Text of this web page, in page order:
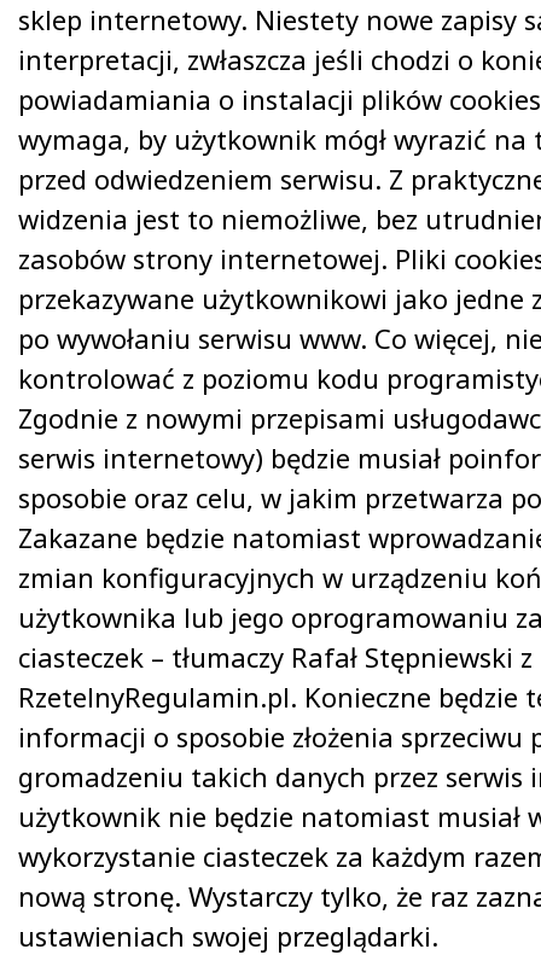
sklep internetowy. Niestety nowe zapisy
interpretacji, zwłaszcza jeśli chodzi o
powiadamiania o instalacji plików
wymaga, by użytkownik mógł wyrazić na
przed odwiedzeniem serwisu. Z
widzenia jest to niemożliwe, bez
zasobów strony internetowej. Pliki
przekazywane użytkownikowi jako jedne
po wywołaniu serwisu www. Co więcej,
kontrolować z poziomu kodu
Zgodnie z nowymi przepisami
serwis internetowy) będzie musiał
sposobie oraz celu, w jakim przetwarza
Zakazane będzie natomiast
zmian konfiguracyjnych w urządzeniu
użytkownika lub jego oprogramowaniu
ciasteczek – tłumaczy Rafał Stępniewski z
RzetelnyRegulamin.pl. Konieczne będzie
informacji o sposobie złożenia sprzeciwu
gromadzeniu takich danych przez serwis
użytkownik nie będzie natomiast musiał
wykorzystanie ciasteczek za każdym
nową stronę. Wystarczy tylko, że raz
ustawieniach swojej przeglądarki.